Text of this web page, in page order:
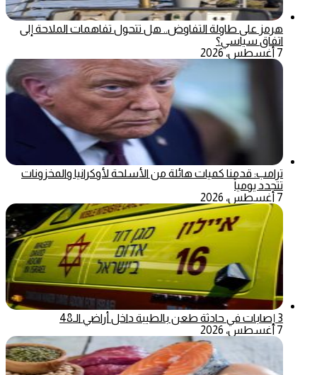
هرمز على طاولة التفاوض.. هل تتحول تفاهمات الملاحة إلى
اتفاق سياسي؟
7 أغسطس، 2026
ترامب: قدمنا كميات هائلة من الأسلحة لأوكرانيا والمخزونات
تتجدد يومياً
7 أغسطس، 2026
3 إصابات في حادثة طعن بالطيبة داخل أراضي الـ48
7 أغسطس، 2026